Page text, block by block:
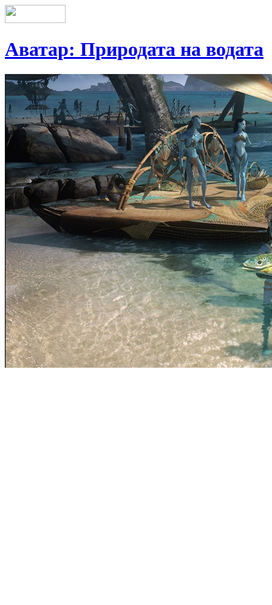
Аватар: Природата на водата